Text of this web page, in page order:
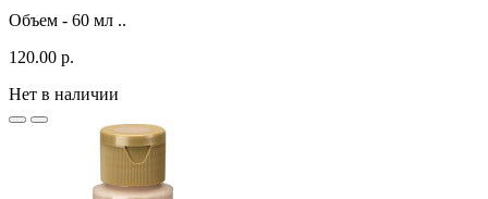
Объем - 60 мл ..
120.00 р.
Нет в наличии